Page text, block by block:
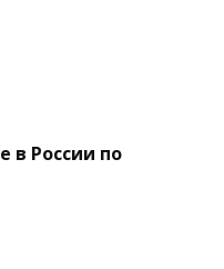
в России по